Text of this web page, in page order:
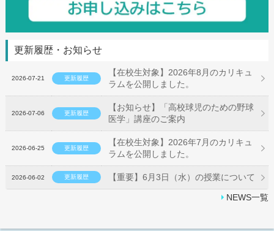
更新履歴・お知らせ
2026-07-21 更新履歴
【在校生対象】2026年8月のカリキュ
ラムを公開しました。
2026-07-06 更新履歴
【お知らせ】「高校球児のための野球
医学」講座のご案内
2026-06-25 更新履歴
【在校生対象】2026年7月のカリキュ
ラムを公開しました。
2026-06-02 更新履歴 【重要】6月3日（水）の授業について
NEWS一覧